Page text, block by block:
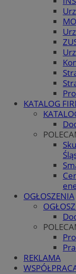
KATALOG
OGŁOSZENIA
REKLAMA